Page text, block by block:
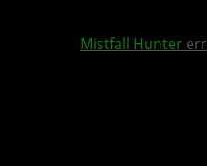
Mistfall Hunter